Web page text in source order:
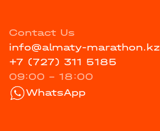
Contact Us
info@almaty-marathon.kz
+7 (727) 311 5185
09:00 - 18:00
WhatsApp